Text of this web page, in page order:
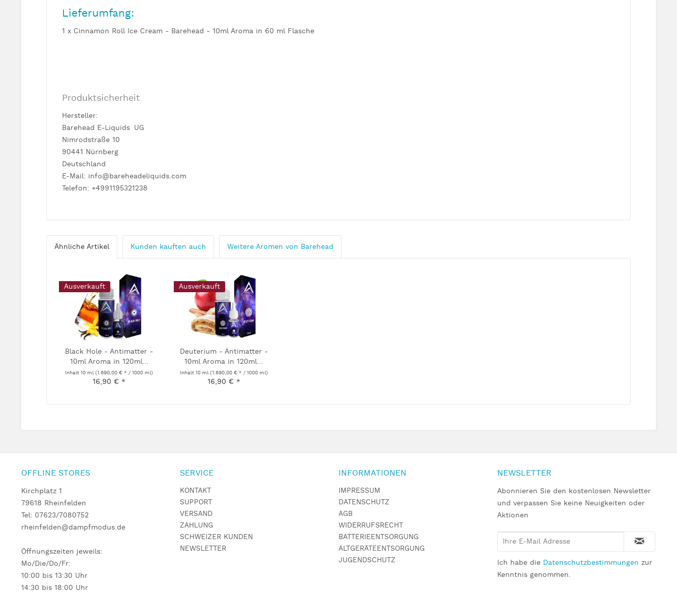
Lieferumfang:
1 x Cinnamon Roll Ice Cream - Barehead - 10ml Aroma in 60 ml Flasche
Produktsicherheit
Hersteller:
Barehead E-Liquids UG
Nimrodstraße 10
90441 Nürnberg
Deutschland
E-Mail: info@bareheadeliquids.com
Telefon: +4991195321238
Ähnliche Artikel Kunden kauften auch Weitere Aromen von Barehead
Ausverkauft
Black Hole - Antimatter -
10ml Aroma in 120ml...
Inhalt10 ml(1.690,00 € * / 1000 ml)
16,90 € *
Ausverkauft
Deuterium - Antimatter -
10ml Aroma in 120ml...
Inhalt 10 ml (1.690,00 € * / 1000 ml)
16,90 € *
OFFLINE STORES
Kirchplatz 1
79618 Rheinfelden
Tel: 07623/7080752
rheinfelden@dampfmodus.de
Öffnungszeiten jeweils:
Mo/Die/Do/Fr:
10:00 bis 13:30 Uhr
14:30 bis 18:00 Uhr
SERVICE
KONTAKT
SUPPORT
VERSAND
ZAHLUNG
SCHWEIZER KUNDEN
NEWSLETTER
INFORMATIONEN
IMPRESSUM
DATENSCHUTZ
AGB
WIDERRUFSRECHT
BATTERIEENTSORGUNG
ALTGERÄTEENTSORGUNG
JUGENDSCHUTZ
NEWSLETTER
Abonnieren Sie den kostenlosen Newsletter
und verpassen Sie keine Neuigkeiten oder
Aktionen
Ich habe die Datenschutzbestimmungen zur
Kenntnis genommen.